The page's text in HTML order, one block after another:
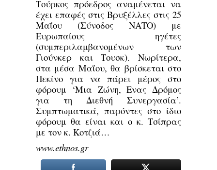
Τούρκος πρόεδρος αναμένεται να
έχει επαφές στις Βρυξέλλες στις 25
Μαΐου (Σύνοδος ΝΑΤΟ) με
Ευρωπαίους ηγέτες
(συμπεριλαμβανομένων των
Γιούνκερ και Τουσκ). Νωρίτερα,
στα μέσα Μαΐου, θα βρίσκεται στο
Πεκίνο για να πάρει μέρος στο
φόρουμ ‘Μια Ζώνη, Ενας Δρόμος
για τη Διεθνή Συνεργασία’.
Συμπτωματικά, παρόντες στο ίδιο
φόρουμ θα είναι και ο κ. Τσίπρας
με τον κ. Κοτζιά…
www.ethnos.gr